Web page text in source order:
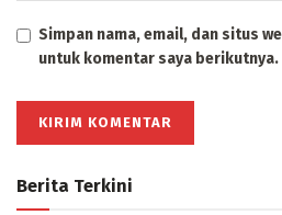
Simpan nama, email, dan situs
untuk komentar saya berikutnya.
Berita Terkini